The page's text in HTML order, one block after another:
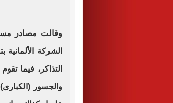
وقالت مصادر
الشركة
التذاكر، فيما
والجسور